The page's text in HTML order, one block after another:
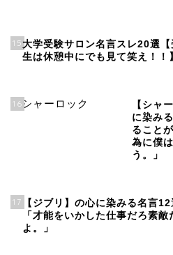
15 大学受験サロン名言スレ20選【
生は休憩中にでも見て笑え！！
16
【シャ
に染み
ること
為に僕
う。」
17
【ジブリ】の心に染みる名言12
「才能をいかした仕事だろ素敵
よ。」